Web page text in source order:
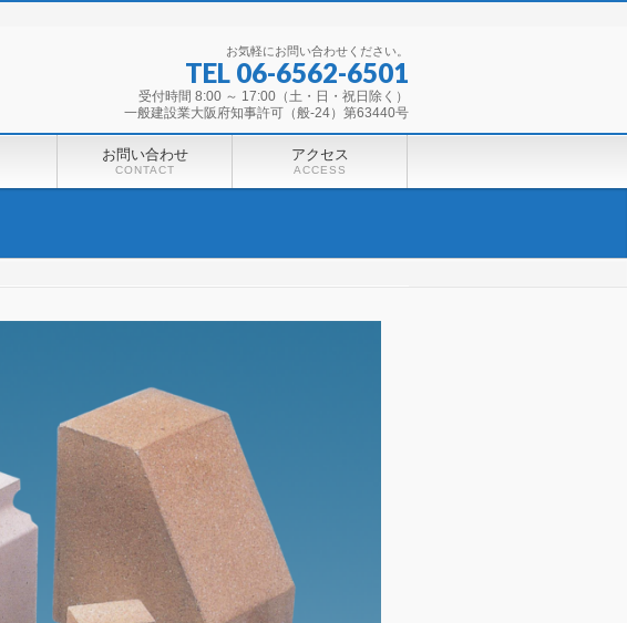
お気軽にお問い合わせください。
TEL 06-6562-6501
受付時間 8:00 ～ 17:00（土・日・祝日除く）
一般建設業大阪府知事許可（般-24）第63440号
お問い合わせ
CONTACT
アクセス
ACCESS